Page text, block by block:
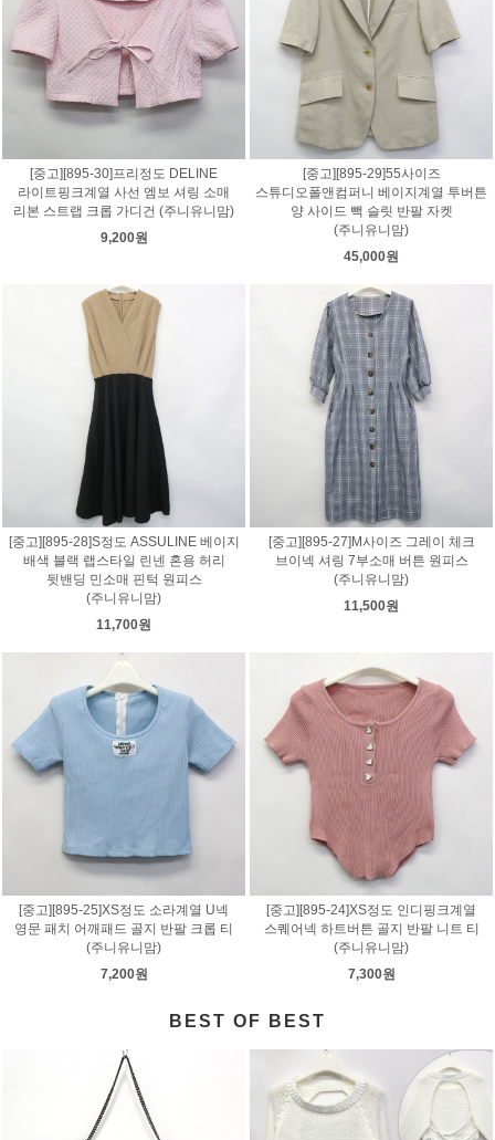
[중고][895-30]프리정도 DELINE
라이트핑크계열 사선 엠보 셔링 소매
리본 스트랩 크롭 가디건 (주니유니맘)
9,200원
[중고][895-29]55사이즈
스튜디오폴앤컴퍼니 베이지계열 투버튼
양 사이드 빽 슬릿 반팔 자켓
(주니유니맘)
45,000원
[중고][895-28]S정도 ASSULINE 베이지
배색 블랙 랩스타일 린넨 혼용 허리
뒷밴딩 민소매 핀턱 원피스
(주니유니맘)
11,700원
[중고][895-27]M사이즈 그레이 체크
브이넥 셔링 7부소매 버튼 원피스
(주니유니맘)
11,500원
[중고][895-25]XS정도 소라계열 U넥
영문 패치 어깨패드 골지 반팔 크롭 티
(주니유니맘)
7,200원
[중고][895-24]XS정도 인디핑크계열
스퀘어넥 하트버튼 골지 반팔 니트 티
(주니유니맘)
7,300원
BEST OF BEST